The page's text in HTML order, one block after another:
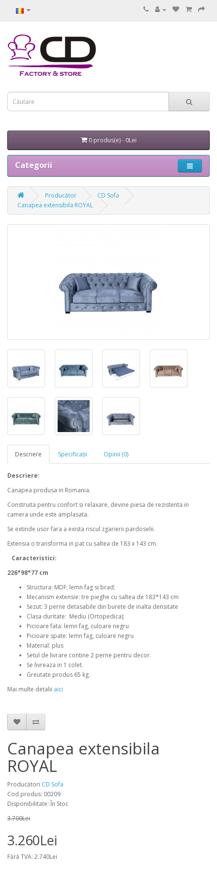
0 produs(e) - 0Lei
Categorii
Producător
CD Sofa
Canapea extensibila ROYAL
Descriere Specificaţii Opinii (0)
Descriere:
Canapea produsa in Romania.
Construita pentru confort si relaxare, devine piesa de rezistenta in
camera unde este amplasata.
Se extinde usor fara a exista riscul zgarierii pardoselii.
Extensia o transforma in pat cu saltea de 183 x 143 cm.
Caracteristici:
226*98*77 cm
Structura: MDF; lemn fag si brad;
Mecanism extensie: tre pieghe cu saltea de 183*143 cm
Sezut: 3 perne detasabile din burete de inalta densitate
Clasa duritate: Mediu (Ortopedica);
Picioare fata: lemn fag, culoare negru
Picioare spate: lemn fag, culoare negru
Material: plus
Setul de livrare contine 2 perne pentru decor.
Se livreaza in 1 colet.
Greutate produs 65 kg.
Mai multe detalii aici
Canapea extensibila
ROYAL
Producători CD Sofa
Cod produs: 00209
Disponibilitate: În Stoc
3.700Lei
3.260Lei
Fără TVA: 2.740Lei